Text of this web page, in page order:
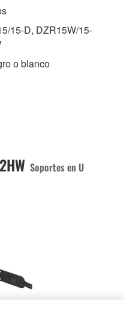
15-D, DZR15W/15-
o blanco
Soportes en U